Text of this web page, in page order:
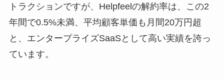
トラクションですが、Helpfeelの解約率は、この2
年間で0.5%未満、平均顧客単価も月間20万円超
と、エンタープライズSaaSとして高い実績を誇っ
ています。